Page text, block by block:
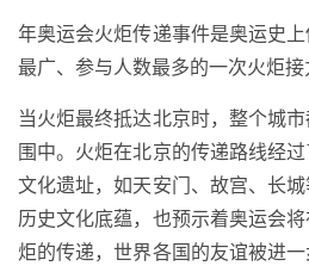
年奥运会火炬传递事件是奥运史
最广、参与人数最多的一次火炬接
当火炬最终抵达北京时，整个城
围中。火炬在北京的传递路线经
文化遗址，如天安门、故宫、长
历史文化底蕴，也预示着奥运会
炬的传递，世界各国的友谊被进